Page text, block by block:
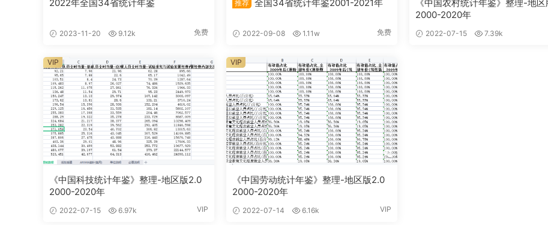
2022年全国34省统计年鉴
2023-11-20 9.12k 免费
推荐 全国34省统计年鉴2001-2021年
2022-09-08 1.11w 免费
《中国农村统计年鉴》整理-地
2000-2020年
2022-07-15 7.39k
《中国科技统计年鉴》整理-地区版2.0
2000-2020年
2022-07-15 6.97k VIP
VIP
《中国劳动统计年鉴》整理-地区版2.0
2000-2020年
2022-07-14 6.16k VIP
VIP